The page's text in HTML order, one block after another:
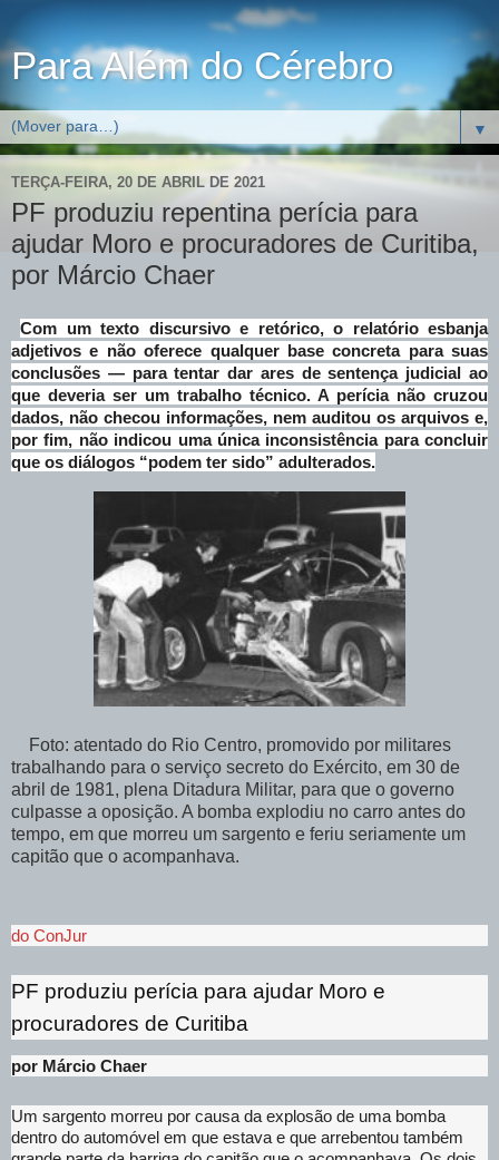
Para Além do Cérebro
▼
TERÇA-FEIRA, 20 DE ABRIL DE 2021
PF produziu repentina perícia para
ajudar Moro e procuradores de Curitiba,
por Márcio Chaer
Com um texto discursivo e retórico, o relatório esbanja
adjetivos e não oferece qualquer base concreta para suas
conclusões — para tentar dar ares de sentença judicial ao
que deveria ser um trabalho técnico. A perícia não cruzou
dados, não checou informações, nem auditou os arquivos e,
por fim, não indicou uma única inconsistência para concluir
que os diálogos “podem ter sido” adulterados.
Foto: atentado do Rio Centro, promovido por militares
trabalhando para o serviço secreto do Exército, em 30 de
abril de 1981, plena Ditadura Militar, para que o governo
culpasse a oposição. A bomba explodiu no carro antes do
tempo, em que morreu um sargento e feriu seriamente um
capitão que o acompanhava.
do ConJur
PF produziu perícia para ajudar Moro e
procuradores de Curitiba
por Márcio Chaer
Um sargento morreu por causa da explosão de uma bomba
dentro do automóvel em que estava e que arrebentou também